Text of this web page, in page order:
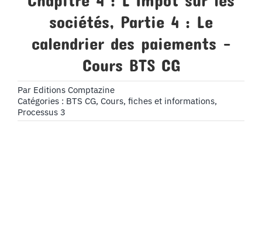
sociétés, Partie 4 : Le
calendrier des paiements –
Cours BTS CG
Par Editions Comptazine
Catégories : BTS CG, Cours, fiches et informations,
Processus 3